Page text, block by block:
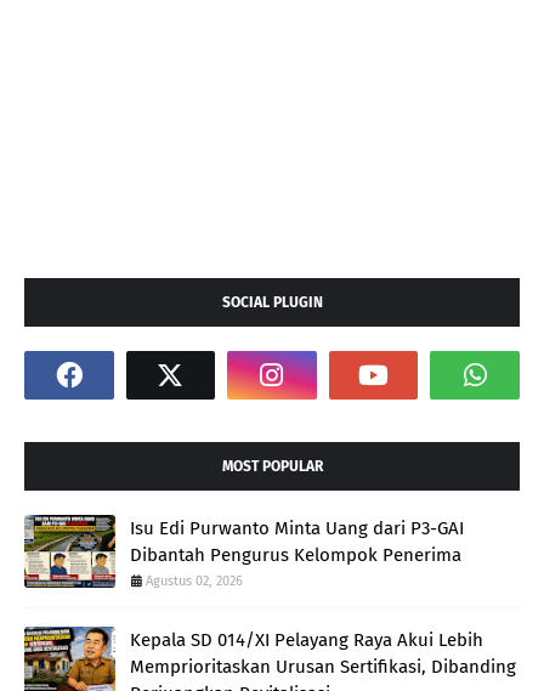
SOCIAL PLUGIN
MOST POPULAR
Isu Edi Purwanto Minta Uang dari P3-GAI
Dibantah Pengurus Kelompok Penerima
Agustus 02, 2026
Kepala SD 014/XI Pelayang Raya Akui Lebih
Memprioritaskan Urusan Sertifikasi, Dibanding